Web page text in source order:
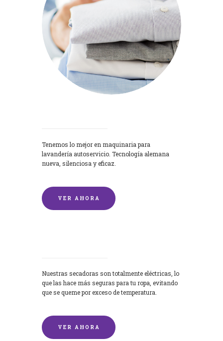
Tenemos lo mejor en maquinaria para
lavandería autoservicio. Tecnología alemana
nueva, silenciosa y eficaz.
VER AHORA
Nuestras secadoras son totalmente eléctricas, lo
que las hace más seguras para tu ropa, evitando
que se queme por exceso de temperatura.
VER AHORA